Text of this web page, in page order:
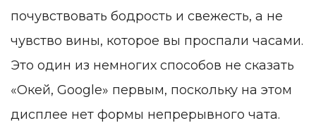
почувствовать бодрость и свежесть, а не
чувство вины, которое вы проспали часами.
Это один из немногих способов не сказать
«Окей, Google» первым, поскольку на этом
дисплее нет формы непрерывного чата.